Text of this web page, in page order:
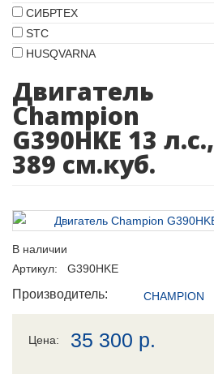
СИБРТЕХ
STC
HUSQVARNA
Двигатель
Champion
G390HKE 13 л.с.,
389 см.куб.
В наличии
Артикул: G390HKE
Производитель: CHAMPION
Цена: 35 300 р.